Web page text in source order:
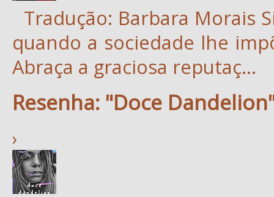
Tradução: Barbara Morais
quando a sociedade lhe
Abraça a graciosa reputaç...
Resenha: "Doce
›